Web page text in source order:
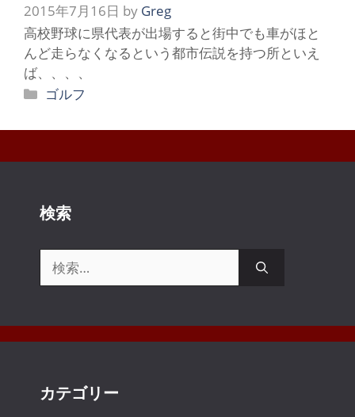
2015年7月16日 by Greg
高校野球に県代表が出場すると街中でも車がほと
んど走らなくなるという都市伝説を持つ所といえ
ば、、、、
カ
ゴ
ゴルフ
検索
索:
カテゴリー